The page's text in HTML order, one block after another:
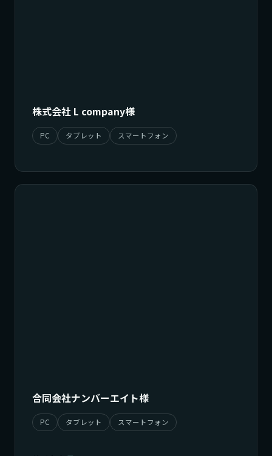
株式会社 L company様
PC タブレット スマートフォン
合同会社ナンバーエイト様
PC タブレット スマートフォン